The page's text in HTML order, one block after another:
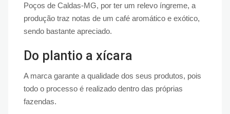
Poços de Caldas-MG, por ter um relevo íngreme, a
produção traz notas de um café aromático e exótico,
sendo bastante apreciado.
Do plantio a xícara
A marca garante a qualidade dos seus produtos, pois
todo o processo é realizado dentro das próprias
fazendas.